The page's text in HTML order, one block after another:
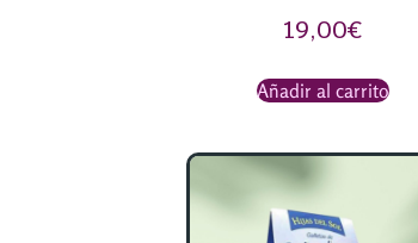
19,00€
Añadir al carrito